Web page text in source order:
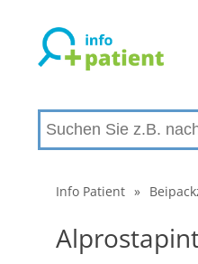
Info Patient »